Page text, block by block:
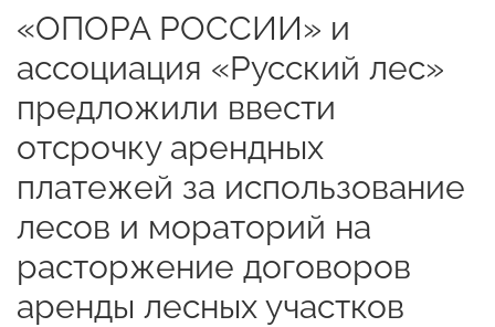
«ОПОРА РОССИИ» и
ассоциация «Русский лес»
предложили ввести
отсрочку арендных
платежей за использование
лесов и мораторий на
расторжение договоров
аренды лесных участков